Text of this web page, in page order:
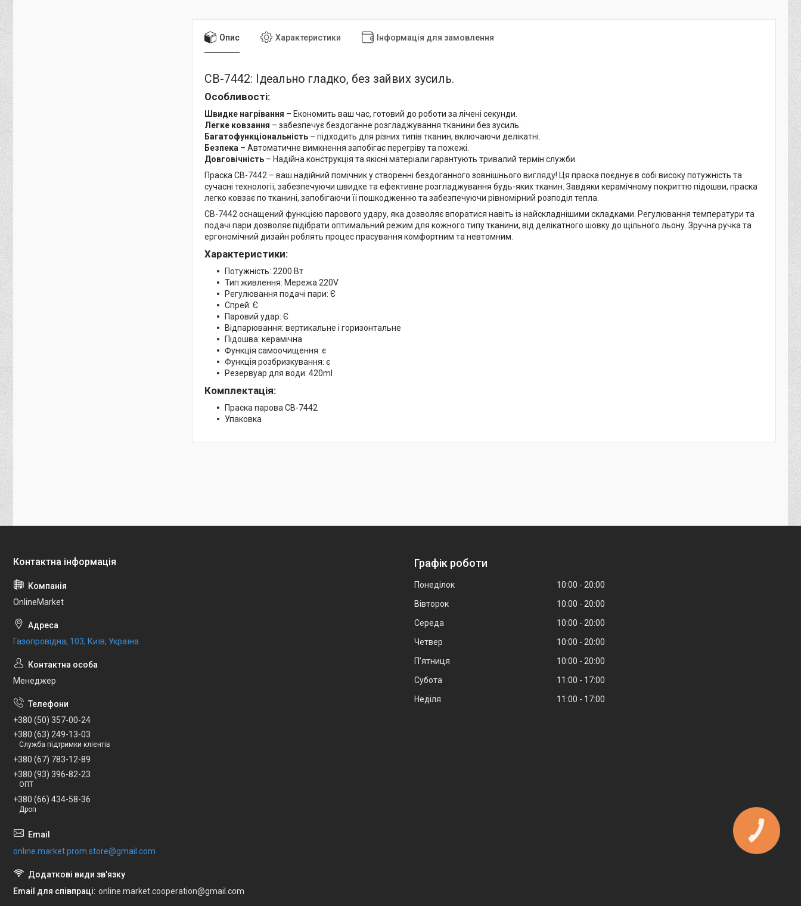
Опис Характеристики Інформація для замовлення
СВ-7442: Ідеально гладко, без зайвих зусиль.
Особливості:
Швидке нагрівання – Економить ваш час, готовий до роботи за лічені секунди.
Легке ковзання – забезпечує бездоганне розгладжування тканини без зусиль.
Багатофункціональність – підходить для різних типів тканин, включаючи делікатні.
Безпека – Автоматичне вимкнення запобігає перегріву та пожежі.
Довговічність – Надійна конструкція та якісні матеріали гарантують тривалий термін служби.
Праска СВ-7442 – ваш надійний помічник у створенні бездоганного зовнішнього вигляду! Ця праска поєднує в собі високу потужність та
сучасні технології, забезпечуючи швидке та ефективне розгладжування будь-яких тканин. Завдяки керамічному покриттю підошви, праска
легко ковзає по тканині, запобігаючи її пошкодженню та забезпечуючи рівномірний розподіл тепла.
СВ-7442 оснащений функцією парового удару, яка дозволяє впоратися навіть із найскладнішими складками. Регулювання температури та
подачі пари дозволяє підібрати оптимальний режим для кожного типу тканини, від делікатного шовку до щільного льону. Зручна ручка та
ергономічний дизайн роблять процес прасування комфортним та невтомним.
Характеристики:
Потужність: 2200 Вт
Тип живлення: Мережа 220V
Регулювання подачі пари: Є
Спрей: Є
Паровий удар: Є
Відпарювання: вертикальне і горизонтальне
Підошва: керамічна
Функція самоочищення: є
Функція розбризкування: є
Резервуар для води: 420ml
Комплектація:
Праска парова СВ-7442
Упаковка
OnlineMarket
Газопровідна, 103, Київ, Україна
Менеджер
+380 (50) 357-00-24
+380 (63) 249-13-03
Служба підтримки клієнтів
+380 (67) 783-12-89
+380 (93) 396-82-23
ОПТ
+380 (66) 434-58-36
Дроп
online.market.prom.store@gmail.com
Email для співпраці online.market.cooperation@gmail.com
Графік роботи
Понеділок 10:00
20:00
Вівторок
10:00
20:00
Середа
10:00
20:00
Четвер
10:00
20:00
Пʼятниця
10:00
20:00
Субота
11:00
17:00
Неділя
11:00 17:00